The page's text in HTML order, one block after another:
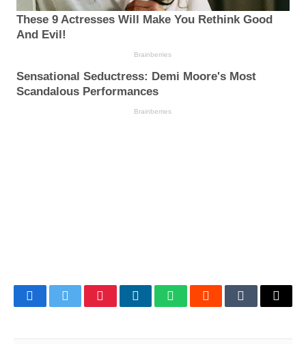
FacebookTwitterPinterestLinkedInWhatsAppRedditTumblrEmail